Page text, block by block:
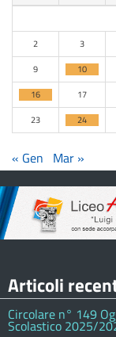
2
3
9
10
16
17
23
24
« Gen Mar »
Articoli
Circolare n° 149
Scolastico 2025/